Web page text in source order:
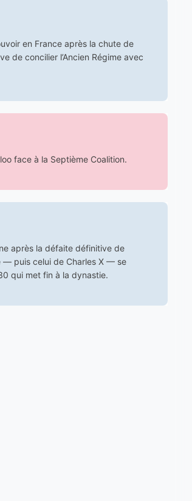
en France après la chute de
de concilier l’Ancien Régime avec
face à la Septième Coalition.
après la défaite définitive de
— puis celui de Charles X — se
qui met fin à la dynastie.